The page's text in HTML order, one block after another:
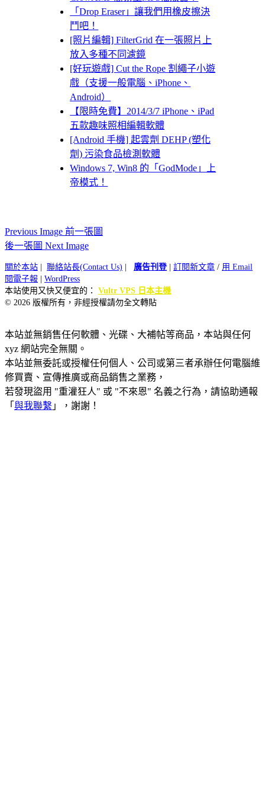
「Drop Eraser」讓我們用橡皮擦決
鬥吧！
[照片編輯] FilterGrid 在一張照片上
放入多種不同濾鏡
[好玩遊戲] Cut the Rope 割繩子小遊
戲（支援一般電腦、iPhone、
Android）
【限時免費】2014/3/7 iPhone、iPad
五款趣味照相編輯軟體
[Android 手機] 起雲劑 DEHP (塑化
劑) 污染食品檢測軟體
Windows 7, Win8 的「GodMode」上
帝模式！
Previous Image 前一張圖
後一張圖 Next Image
關於本站 聯絡站長(Contact Us) 廣告刊登| 訂閱新文章 / 用 Email
閱電子報
WordPress
本站使用又快又便宜的： Vultr VPS 日本主機
© 2026 版權所有，非經授權請勿全文轉貼
本站並無銷售任何軟體、光碟、大補帖等商品，本站與任何
xyz 網站完全無關。
本站並無委託或授權任何個人、公司或第三者承辦任何電腦維
修買賣、宣傳推廣或商品銷售之業務，
若發現盜用 "重灌狂人" 或 "不來恩" 名義之行為，請協助通報
「 與我聯繫 」，謝謝！